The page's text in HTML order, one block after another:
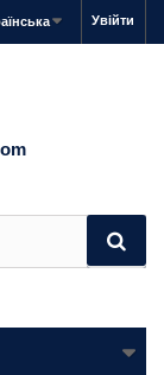
Увійти